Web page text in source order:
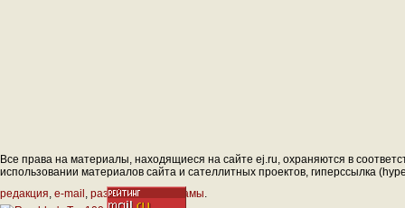
Все права на материалы, находящиеся на сайте ej.ru, охраняются в
использовании материалов сайта и сателлитных проектов, гиперссылка
редакция, e-mail , размещение рекламы.